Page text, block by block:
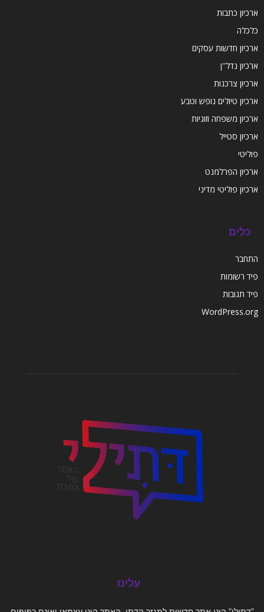
ארכיון כתבות
כלכלה
ארכיון חדשות עסקים
ארכיון נדל''ן
ארכיון צרכנות
ארכיון טיולים נופש וטבע
ארכיון משפחה וזוגיות
ארכיון סטייל
פוליטי
ארכיון הפרלמנט
ארכיון פוליטי מדיני
כלים
התחבר
פיד רשומות
פיד תגובות
WordPress.org
עלינו